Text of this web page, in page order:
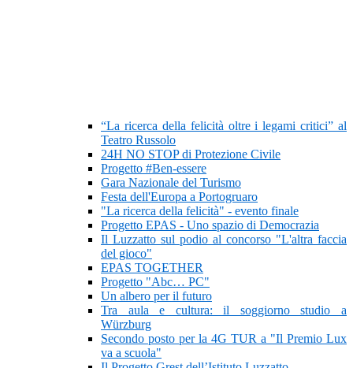
“La ricerca della felicità oltre i legami critici” al
Teatro Russolo
24H NO STOP di Protezione Civile
Progetto #Ben-essere
Gara Nazionale del Turismo
Festa dell'Europa a Portogruaro
"La ricerca della felicità" - evento finale
Progetto EPAS - Uno spazio di Democrazia
Il Luzzatto sul podio al concorso "L'altra faccia
del gioco"
EPAS TOGETHER
Progetto "Abc… PC"
Un albero per il futuro
Tra aula e cultura: il soggiorno studio a
Würzburg
Secondo posto per la 4G TUR a "Il Premio Lux
va a scuola"